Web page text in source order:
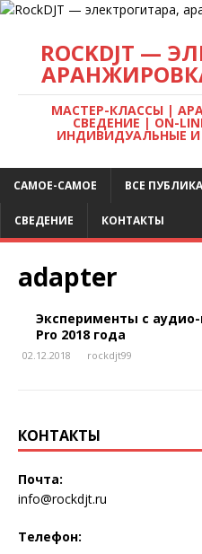
ROCKDJT —
МАСТЕР-КЛАССЫ |
СВЕДЕНИЕ | ON-
ИНДИВИДУАЛЬНЫЕ И
САМОЕ-САМОЕ ВСЕ
СВЕДЕНИЕ КОНТАКТЫ
adapter
Эксперименты с
Pro 2018 года
02.12.2018 rockdjt99
КОНТАКТЫ
Почта:
info@rockdjt.ru
Телефон: